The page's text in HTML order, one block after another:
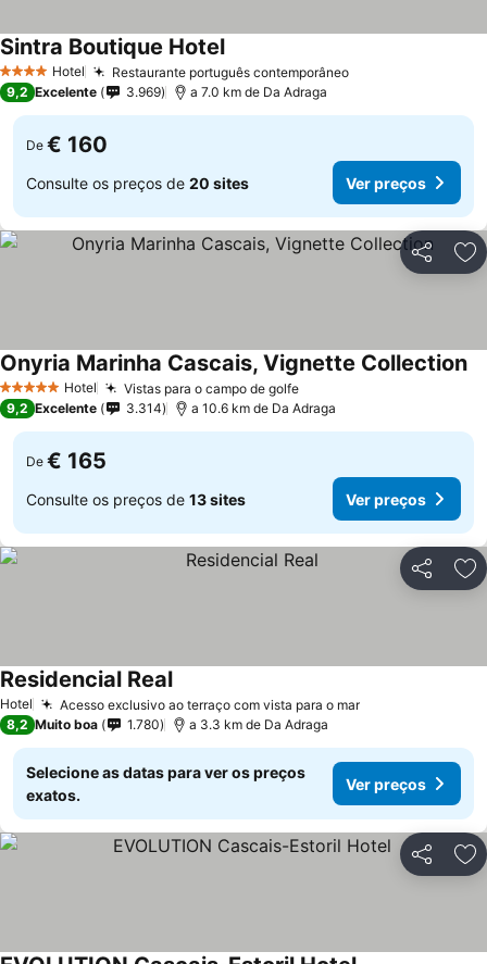
4 EstrelasHotel Restaurante português contemporâneo
Sintra Boutique Hotel
9,2 Excelente 3.969 a 7.0 km de Da Adraga
De € 160
Consulte os preços de 20 sites Ver preços
Partilhar
5 Estrelas Hotel Vistas para o campo de golfe
Onyria Marinha Cascais, Vignette Collection
9,2 Excelente 3.314 a 10.6 km de Da Adraga
De € 165
Consulte os preços de 13 sites Ver preços
Partilhar
Hotel Acesso exclusivo ao terraço com vista para o mar
Residencial Real
8,2 Muito boa 1.780 a 3.3 km de Da Adraga
Selecione as datas para ver os preços
exatos.
Ver preços
Partilhar